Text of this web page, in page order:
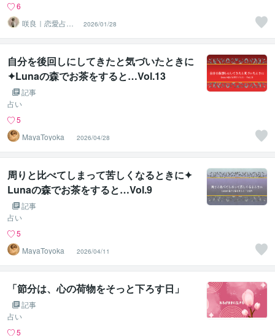
6
咲良｜恋愛占い
心導師
2026/01/28
自分を後回しにしてきたと気づいたときに
✦Lunaの森でお茶をすると…Vol.13
記事
占い
5
MayaToyoka
2026/04/28
周りと比べてしまって苦しくなるときに✦
Lunaの森でお茶をすると…Vol.9
記事
占い
5
MayaToyoka
2026/04/11
「節分は、心の荷物をそっと下ろす日」
記事
占い
5